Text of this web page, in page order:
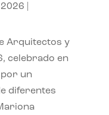
Arquitectos y
celebrado en
un
diferentes